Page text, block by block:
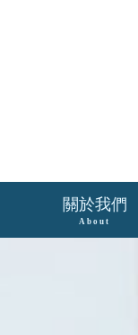
關於我們
About